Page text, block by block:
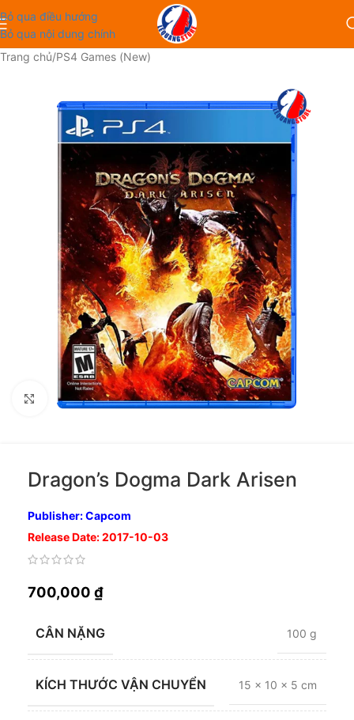
Bỏ qua điều hướng
Bỏ qua nội dung chính
Trang chủ/PS4 Games (New)
Nhấp để phóng to
Dragon’s Dogma Dark Arisen
Publisher: Capcom
Release Date: 2017-10-03
700,000 ₫
CÂN NẶNG 100 g
KÍCH THƯỚC VẬN CHUYỂN 15 × 10 × 5 cm